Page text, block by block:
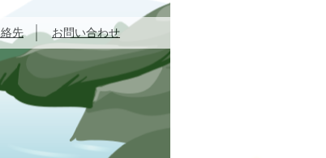
先 お問い合わせ